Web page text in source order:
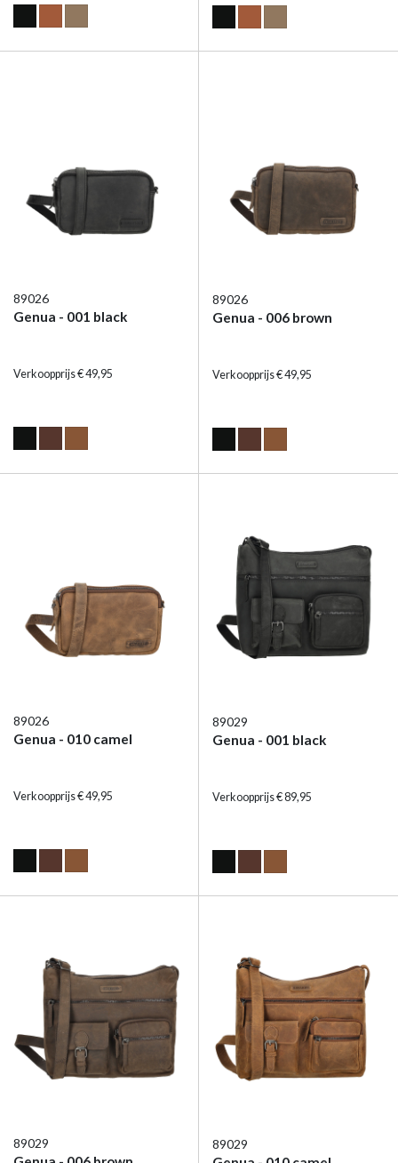
89026
Genua - 001 black
Verkoopprijs € 49,95
89026
Genua - 006 brown
Verkoopprijs € 49,95
89026
Genua - 010 camel
Verkoopprijs € 49,95
89029
Genua - 001 black
Verkoopprijs € 89,95
89029 89029